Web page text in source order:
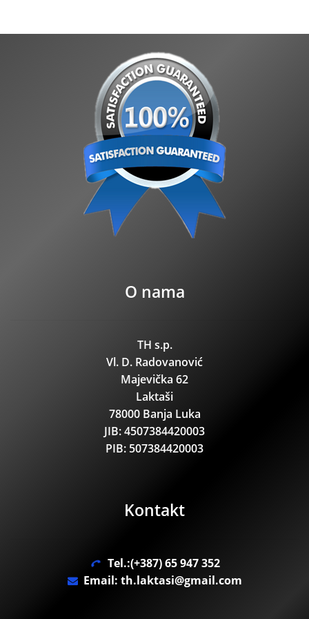
O nama
TH s.p.
Vl. D. Radovanović
Majevička 62
Laktaši
78000 Banja Luka
JIB: 4507384420003
PIB: 507384420003
Kontakt
Tel.:(+387) 65 947 352
Email: th.laktasi@gmail.com